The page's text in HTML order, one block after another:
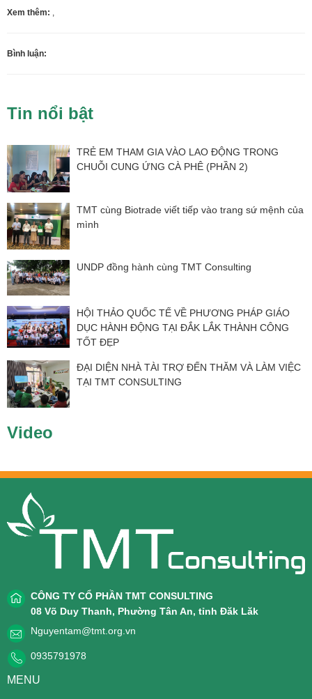
Xem thêm: ,
Bình luận:
Tin nổi bật
TRẺ EM THAM GIA VÀO LAO ĐỘNG TRONG
CHUỖI CUNG ỨNG CÀ PHÊ (PHẦN 2)
TMT cùng Biotrade viết tiếp vào trang sứ mệnh của
mình
UNDP đồng hành cùng TMT Consulting
HỘI THẢO QUỐC TẾ VỀ PHƯƠNG PHÁP GIÁO
DỤC HÀNH ĐỘNG TẠI ĐẮK LẮK THÀNH CÔNG
TỐT ĐẸP
ĐẠI DIỆN NHÀ TÀI TRỢ ĐẾN THĂM VÀ LÀM VIỆC
TẠI TMT CONSULTING
Video
CÔNG TY CỔ PHẦN TMT CONSULTING
08 Võ Duy Thanh, Phường Tân An, tỉnh Đăk Lăk
Nguyentam@tmt.org.vn
0935791978
MENU